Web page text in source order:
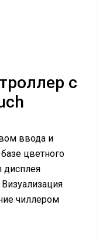
с
ввода и
цветного
дисплея
чиллером